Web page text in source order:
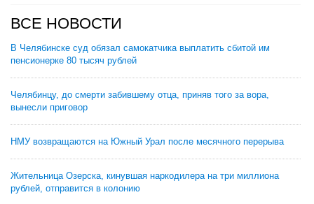
ВСЕ НОВОСТИ
В Челябинске суд обязал самокатчика выплатить сбитой им
пенсионерке 80 тысяч рублей
Челябинцу, до смерти забившему отца, приняв того за вора,
вынесли приговор
НМУ возвращаются на Южный Урал после месячного перерыва
Жительница Озерска, кинувшая наркодилера на три миллиона
рублей, отправится в колонию